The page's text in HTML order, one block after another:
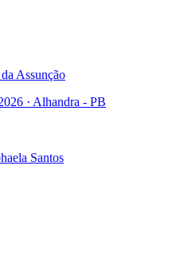
Assunção
· Alhandra - PB
Santos